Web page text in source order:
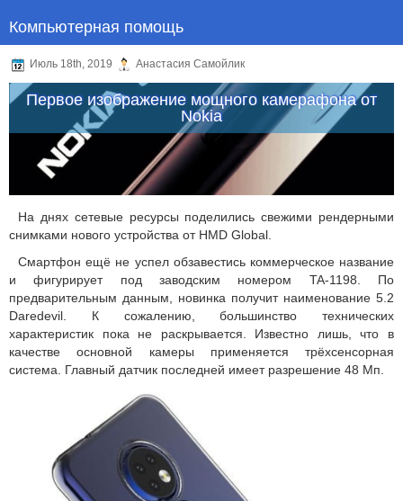
Компьютерная помощь
Июль 18th, 2019 Анастасия Самойлик
Первое изображение мощного камерафона от
Nokia
На днях сетевые ресурсы поделились свежими рендерными
снимками нового устройства от HMD Global.
Смартфон ещё не успел обзавестись коммерческое название
и фигурирует под заводским номером TA-1198. По
предварительным данным, новинка получит наименование 5.2
Daredevil. К сожалению, большинство технических
характеристик пока не раскрывается. Известно лишь, что в
качестве основной камеры применяется трёхсенсорная
система. Главный датчик последней имеет разрешение 48 Мп.